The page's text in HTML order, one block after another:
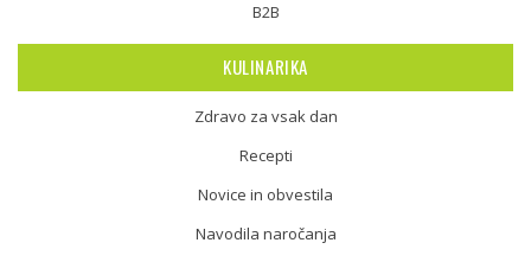
B2B
KULINARIKA
Zdravo za vsak dan
Recepti
Novice in obvestila
Navodila naročanja